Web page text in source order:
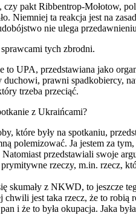
czy pakt Ribbentrop-Mołotow,
Niemniej ta reakcja jest na
nie ulega
tych zbrodni.
UPA, przedstawiana jako
prawni spadkobiercy,
trzeba przeciąć.
z Ukraińcami?
które były na spotkaniu,
polemizować. Ja jestem za
przedstawiali swoje
rzeczy, m.in. rzecz,
skumały z NKWD, to jeszcze
chwili jest taka rzecz, że to
i że to była okupacja. Jaka